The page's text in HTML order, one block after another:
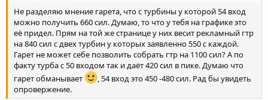
Не разделяю мнение гарета, что с турбины у которой 54 вход
можно получить 660 сил. Думаю, то что у тебя на графике это
её придел. Прям на той же странице у них весит рекламный гтр
на 840 сил с двех турбин у которых заявленно 550 с каждой.
Гарет не может себе позволить собрать гтр на 1100 сил? А по
факту турба с 50 входом так и даёт 420 сил в пике. Думаю что
гарет обманывает
, 54 вход это 450 -480 сил. Рад бы увидеть
опровержение.